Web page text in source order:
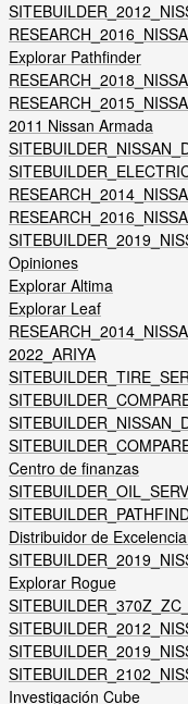
Explorar Pathfinder
2011 Nissan Armada
Opiniones
Explorar Altima
Explorar Leaf
2022_ARIYA
Centro de finanzas
Distribuidor de
Explorar Rogue
Investigación Cube